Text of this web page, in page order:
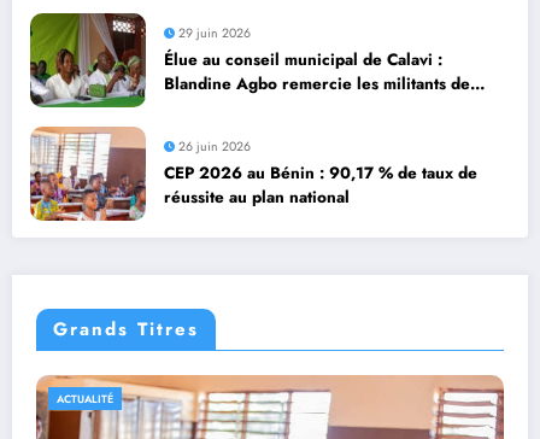
29 juin 2026
Élue au conseil municipal de Calavi :
Blandine Agbo remercie les militants de
26 juin 2026
CEP 2026 au Bénin : 90,17 % ‎de taux de
réussite au plan national
Grands Titres
ACTUALITÉ